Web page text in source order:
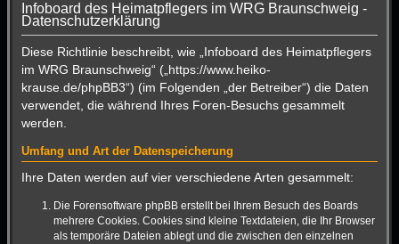
Infoboard des Heimatpflegers im WRG Braunschweig -
Datenschutzerklärung
Diese Richtlinie beschreibt, wie „Infoboard des Heimatpflegers
im WRG Braunschweig“ („https://www.heiko-
krause.de/phpBB3“) (im Folgenden „der Betreiber“) die Daten
verwendet, die während Ihres Foren-Besuchs gesammelt
werden.
Umfang und Art der Datenspeicherung
Ihre Daten werden auf vier verschiedene Arten gesammelt:
Die Forensoftware phpBB erstellt bei Ihrem Besuch des Boards
mehrere Cookies. Cookies sind kleine Textdateien, die Ihr Browser
als temporäre Dateien ablegt und die zwischen den einzelnen